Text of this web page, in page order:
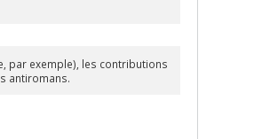
par exemple), les contributions
antiromans.